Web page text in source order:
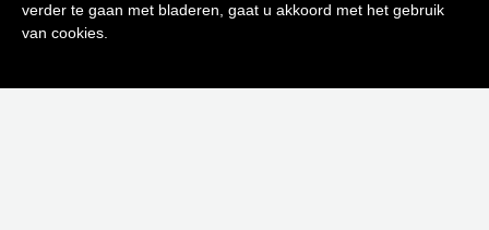
MEN GEL SUPER HYDRATANT
Inschrijven
verder te gaan met bladeren, gaat u akkoord met het gebruik
van cookies.